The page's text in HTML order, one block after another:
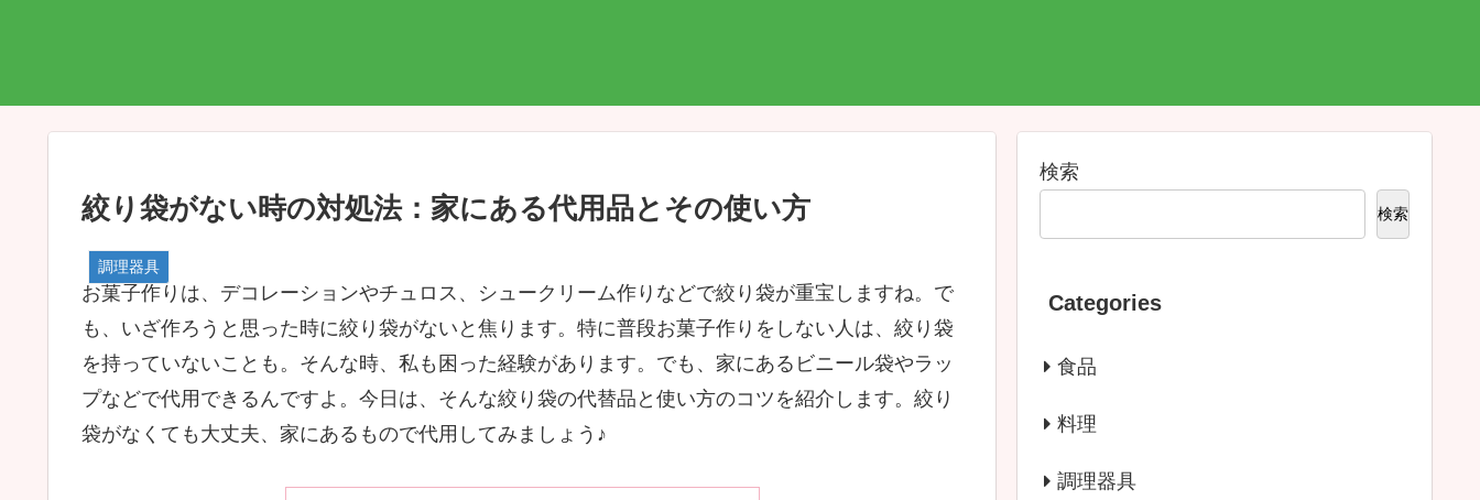
絞り袋がない時の対処法：家にある代用品とその使い方
調理器具
お菓子作りは、デコレーションやチュロス、シュークリーム作りなどで絞り袋が重宝しますね。で
も、いざ作ろうと思った時に絞り袋がないと焦ります。特に普段お菓子作りをしない人は、絞り袋
を持っていないことも。そんな時、私も困った経験があります。でも、家にあるビニール袋やラッ
プなどで代用できるんですよ。今日は、そんな絞り袋の代替品と使い方のコツを紹介します。絞り
袋がなくても大丈夫、家にあるもので代用してみましょう♪
検索
検索
Categories
食品
料理
調理器具